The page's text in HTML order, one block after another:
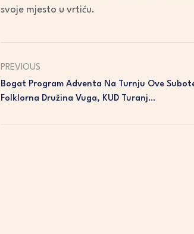
svoje mjesto u vrtiću.
PREVIOUS
Bogat Program Adventa Na Turnju Ove
Folklorna Družina Vuga, KUD Turanj…